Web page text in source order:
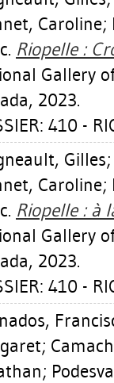
Caroline;
. Riopelle :
Gallery
2023.
410 -
Gilles
Caroline;
. Riopelle : à
Gallery
2023.
410 -
;
;